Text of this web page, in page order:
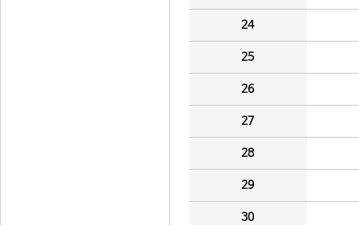
24
25
26
27
28
29
30